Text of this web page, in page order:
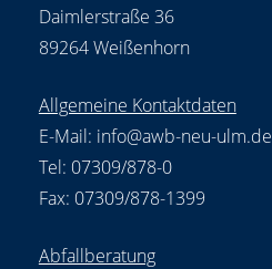
Daimlerstraße 36
89264 Weißenhorn
Allgemeine Kontaktdaten
E-Mail: info@awb-neu-ulm.de
Tel: 07309/878-0
Fax: 07309/878-1399
Abfallberatung